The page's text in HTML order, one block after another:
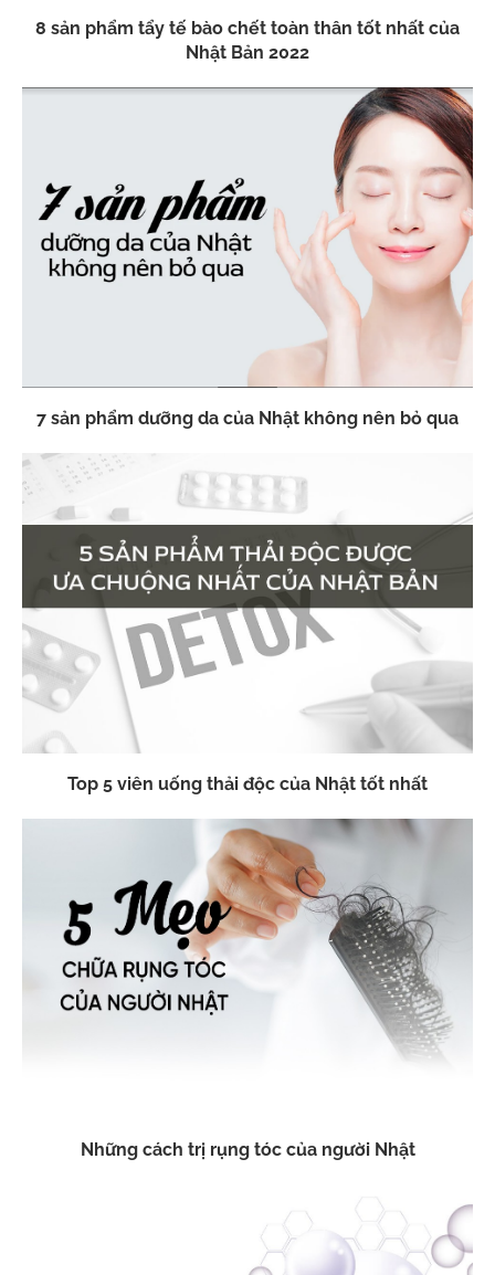
8 sản phẩm tẩy tế bào chết toàn thân tốt nhất của
Nhật Bản 2022
7 sản phẩm dưỡng da của Nhật không nên bỏ qua
Top 5 viên uống thải độc của Nhật tốt nhất
Những cách trị rụng tóc của người Nhật